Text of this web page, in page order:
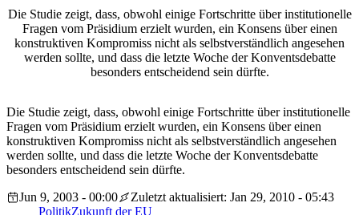
Die Studie zeigt, dass, obwohl einige Fortschritte über institutionelle
Fragen vom Präsidium erzielt wurden, ein Konsens über einen
konstruktiven Kompromiss nicht als selbstverständlich angesehen
werden sollte, und dass die letzte Woche der Konventsdebatte
besonders entscheidend sein dürfte.
Die Studie zeigt, dass, obwohl einige Fortschritte über institutionelle
Fragen vom Präsidium erzielt wurden, ein Konsens über einen
konstruktiven Kompromiss nicht als selbstverständlich angesehen
werden sollte, und dass die letzte Woche der Konventsdebatte
besonders entscheidend sein dürfte.
Jun 9, 2003 - 00:00
Zuletzt aktualisiert: Jan 29, 2010 - 05:43
PolitikZukunft der EU